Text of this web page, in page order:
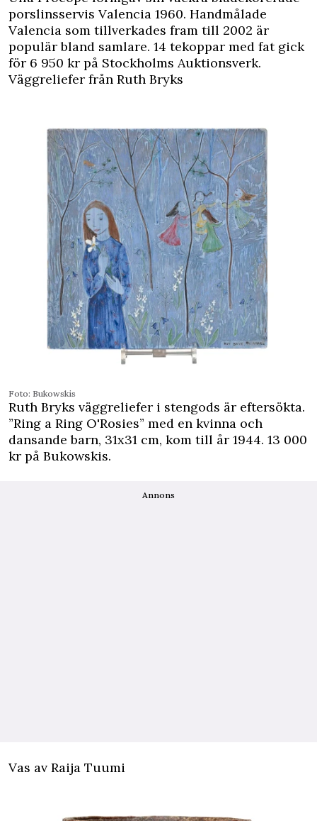
porslinsservis Valencia 1960. Handmålade
Valencia som tillverkades fram till 2002 är
populär bland samlare. 14 tekoppar med fat gick
för 6 950 kr på Stockholms Auktionsverk.
Väggreliefer från Ruth Bryks
Foto: Bukowskis
Ruth Bryks väggreliefer i stengods är eftersökta.
”Ring a Ring O'Rosies” med en kvinna och
dansande barn, 31x31 cm, kom till år 1944. 13 000
kr på Bukowskis.
Annons
Vas av Raija Tuumi